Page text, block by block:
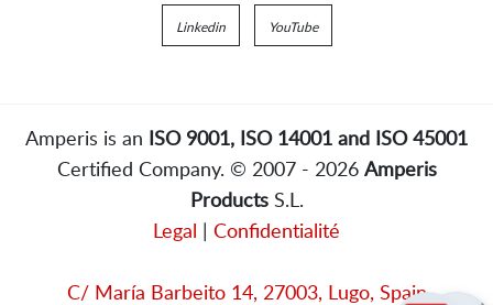
Linkedin YouTube
Amperis is an ISO 9001, ISO 14001 and ISO 45001
Certified Company. © 2007 - 2026 Amperis
ProductsS.L.
Legal | Confidentialité
C/ María Barbeito 14, 27003, Lugo, Spain